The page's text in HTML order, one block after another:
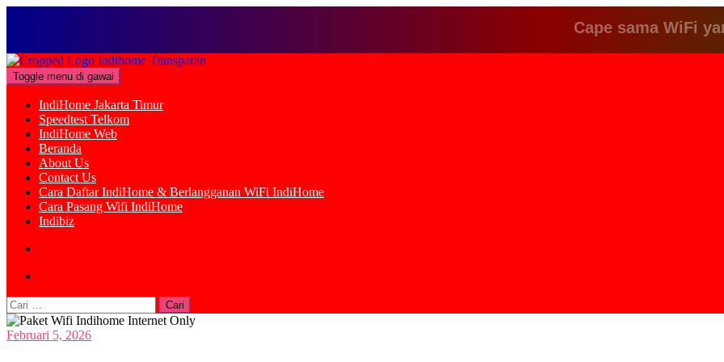
Cape sama WiFi yang
Loncat
ke
konten
Toggle menu di gawai
IndiHome Jakarta Timur
Speedtest Telkom
IndiHome Web
Beranda
About Us
Contact Us
Cara Daftar IndiHome & Berlangganan WiFi IndiHome
Cara Pasang Wifi IndiHome
Indibiz
Cari
untuk:
Februari 5, 2026